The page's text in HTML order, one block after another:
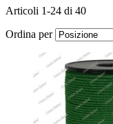
Articoli 1-24 di 40
Ordina per